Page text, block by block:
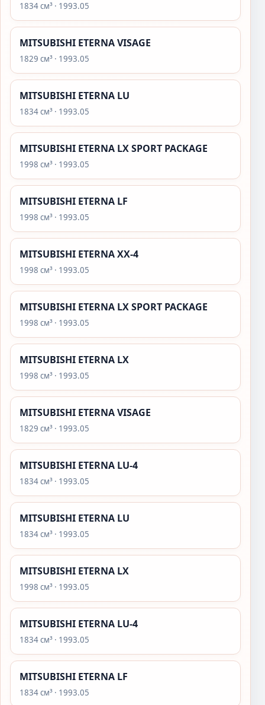
1834 см³ · 1993.05
MITSUBISHI ETERNA VISAGE
1829 см³ · 1993.05
MITSUBISHI ETERNA LU
1834 см³ · 1993.05
MITSUBISHI ETERNA LX SPORT PACKAGE
1998 см³ · 1993.05
MITSUBISHI ETERNA LF
1998 см³ · 1993.05
MITSUBISHI ETERNA XX-4
1998 см³ · 1993.05
MITSUBISHI ETERNA LX SPORT PACKAGE
1998 см³ · 1993.05
MITSUBISHI ETERNA LX
1998 см³ · 1993.05
MITSUBISHI ETERNA VISAGE
1829 см³ · 1993.05
MITSUBISHI ETERNA LU-4
1834 см³ · 1993.05
MITSUBISHI ETERNA LU
1834 см³ · 1993.05
MITSUBISHI ETERNA LX
1998 см³ · 1993.05
MITSUBISHI ETERNA LU-4
1834 см³ · 1993.05
MITSUBISHI ETERNA LF
1834 см³ · 1993.05